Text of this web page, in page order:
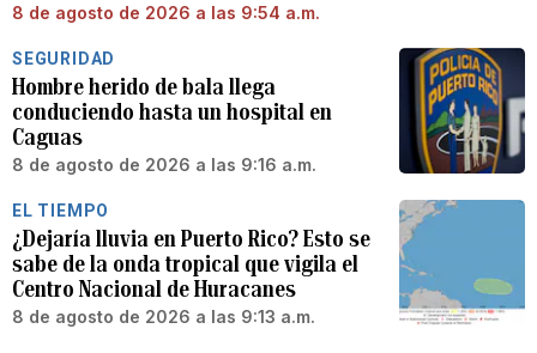
8 de agosto de 2026 a las 9:54 a.m.
SEGURIDAD
Hombre herido de bala llega
conduciendo hasta un hospital en
Caguas
8 de agosto de 2026 a las 9:16 a.m.
EL TIEMPO
¿Dejaría lluvia en Puerto Rico? Esto se
sabe de la onda tropical que vigila el
Centro Nacional de Huracanes
8 de agosto de 2026 a las 9:13 a.m.